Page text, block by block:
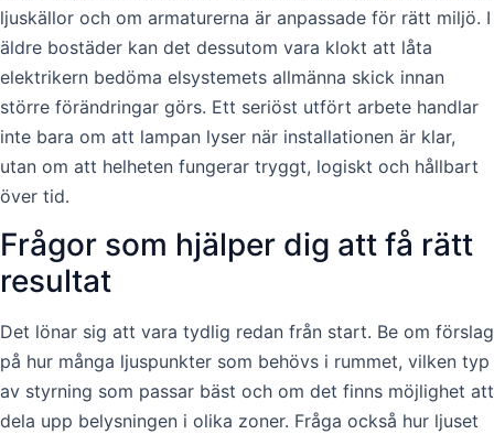
ljuskällor och om armaturerna är anpassade för rätt miljö. I
äldre bostäder kan det dessutom vara klokt att låta
elektrikern bedöma elsystemets allmänna skick innan
större förändringar görs. Ett seriöst utfört arbete handlar
inte bara om att lampan lyser när installationen är klar,
utan om att helheten fungerar tryggt, logiskt och hållbart
över tid.
Frågor som hjälper dig att få rätt
resultat
Det lönar sig att vara tydlig redan från start. Be om förslag
på hur många ljuspunkter som behövs i rummet, vilken typ
av styrning som passar bäst och om det finns möjlighet att
dela upp belysningen i olika zoner. Fråga också hur ljuset